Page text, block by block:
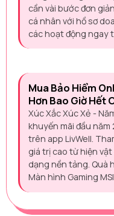
cần vài bước đơn
cá nhân với hồ sơ
các hoạt động ngay
Mua Bảo Hiểm
Hơn Bao Giờ Hết
Xúc Xắc Xúc Xẻ -
khuyến mãi đầu
trên app LivWell.
giá trị cao từ hiện
dạng nền tảng. Quà
Màn hình Gaming